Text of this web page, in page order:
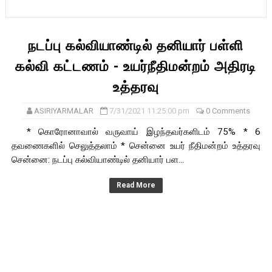
நடப்பு கல்வியாண்டில் தனியார் பள்ளி
கல்வி கட்டணம் - உயர்நீதிமன்றம் அதிரடி
உத்தரவு
ASIRIYARMALAR 7/31/2021 11:25:00 pm 0 Comments
* கொரோனாவால் வருவாய் இழந்தவர்களிடம் 75% * 6
தவணைகளில் செலுத்தலாம் * சென்னை உயர் நீதிமன்றம் உத்தரவு
சென்னை: நடப்பு கல்வியாண்டில் தனியார் பள...
Read More